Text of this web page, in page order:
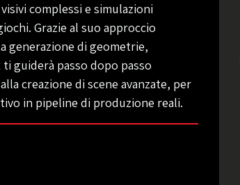
complessi e simulazioni
Grazie al suo approccio
generazione di geometrie,
guiderà passo dopo passo
creazione di scene avanzate, per
in pipeline di produzione reali.